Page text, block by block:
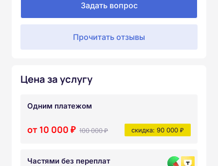
Задать вопрос
Прочитать отзывы
Цена за услугу
Одним платежом
от 10 000 ₽ 100 000 ₽ скидка: 90 000 ₽
Частями без переплат